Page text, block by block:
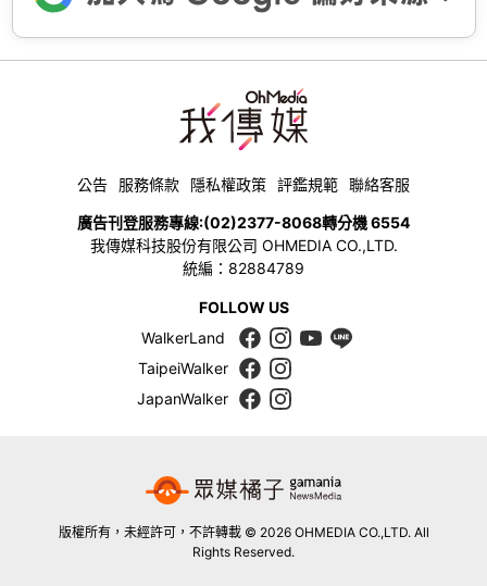
公告 服務條款 隱私權政策 評鑑規範 聯絡客服
廣告刊登服務專線:(02)2377-8068轉分機 6554
我傳媒科技股份有限公司 OHMEDIA CO.,LTD.
統編：82884789
FOLLOW US
WalkerLand
TaipeiWalker
JapanWalker
版權所有，未經許可，不許轉載 © 2026 OHMEDIA CO.,LTD. All
Rights Reserved.